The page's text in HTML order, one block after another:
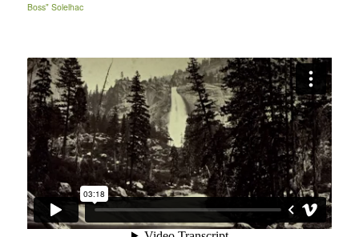
Boss" Solelhac